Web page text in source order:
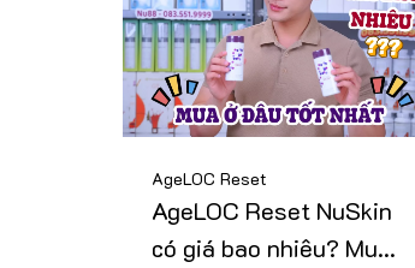
AgeLOC Reset
AgeLOC Reset NuSkin
có giá bao nhiêu? Mua